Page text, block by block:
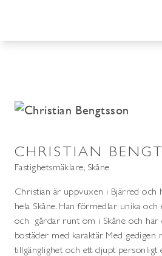
CHRISTIAN
Fastighetsmäklare, Skåne
Christian är uppvuxen i Bjärred och
hela Skåne. Han förmedlar unika och
och gårdar runt om i Skåne och har
bostäder med karaktär. Med gedigen
tillgänglighet och ett djupt personligt